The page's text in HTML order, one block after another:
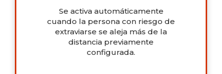
Se activa automáticamente
cuando la persona con riesgo de
extraviarse se aleja más de la
distancia previamente
configurada.